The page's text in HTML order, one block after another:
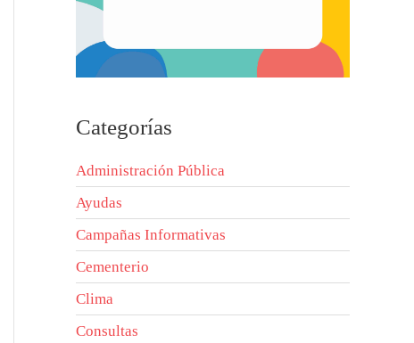
Categorías
Administración Pública
Ayudas
Campañas Informativas
Cementerio
Clima
Consultas